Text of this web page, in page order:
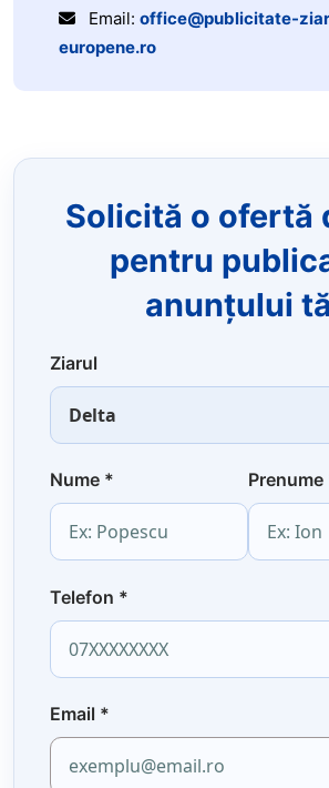
Email: office@publicitate-
europene.ro
Solicită o ofertă
pentru
anunțului
Ziarul
Nume * Prenume
Telefon *
Email *